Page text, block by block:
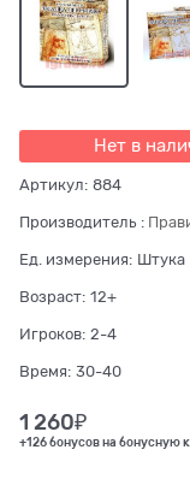
Нет в
Артикул: 884
Производитель :
Ед. измерения: Штука
Возраст: 12+
Игроков: 2-4
Время: 30-40
1 260₽
+126 бонусов на бонусную